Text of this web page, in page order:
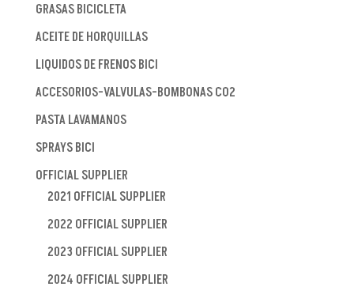
GRASAS BICICLETA
ACEITE DE HORQUILLAS
LIQUIDOS DE FRENOS BICI
ACCESORIOS-VALVULAS-BOMBONAS CO2
PASTA LAVAMANOS
SPRAYS BICI
OFFICIAL SUPPLIER
2021 OFFICIAL SUPPLIER
2022 OFFICIAL SUPPLIER
2023 OFFICIAL SUPPLIER
2024 OFFICIAL SUPPLIER